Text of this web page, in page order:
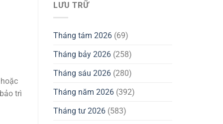
trì
LƯU TRỮ
Tháng tám 2026 (69)
Tháng bảy 2026 (258)
Tháng sáu 2026 (280)
Tháng năm 2026 (392)
Tháng tư 2026 (583)